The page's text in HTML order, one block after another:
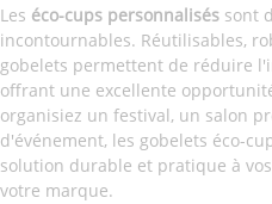
Les éco-cups personnalisés sont
incontournables. Réutilisables,
gobelets permettent de réduire
offrant une excellente
organisiez un festival, un salon
d'événement, les gobelets éco-
solution durable et pratique à
votre marque.